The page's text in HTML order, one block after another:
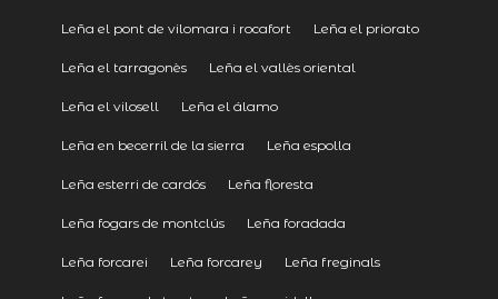
Leña el pont de vilomara i rocafort Leña el priorato
Leña el tarragonès Leña el vallès oriental
Leña el vilosell Leña el álamo
Leña en becerril de la sierra Leña espolla
Leña esterri de cardós Leña floresta
Leña fogars de montclús Leña foradada
Leña forcarei Leña forcarey Leña freginals